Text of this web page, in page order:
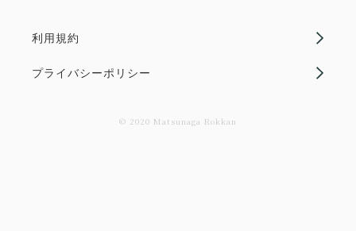
利用規約
プライバシーポリシー
© 2020 Matsunaga Rokkan